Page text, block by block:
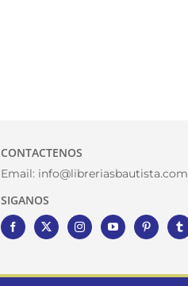
CONTACTENOS
Email: info@libreriasbautista.com
SIGANOS